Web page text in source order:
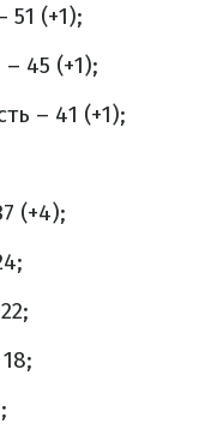
(+1);
45 (+1);
– 41 (+1);
(+4);